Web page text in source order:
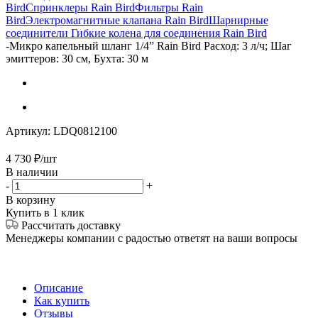
BirdСпринклеры Rain BirdФильтры Rain
BirdЭлектромагнитные клапана Rain BirdШарнирные
соединители Гибкие колена для соединения Rain Bird
-Микро капельный шланг 1/4” Rain Bird Расход: 3 л/ч; Шаг
эмиттеров: 30 см, Бухта: 30 м
Артикул: LDQ0812100
4 730 ₽/шт
В наличии
-
+
В корзину
Купить в 1 клик
Рассчитать доставку
Менеджеры компании с радостью ответят на ваши вопросы
Описание
Как купить
Отзывы